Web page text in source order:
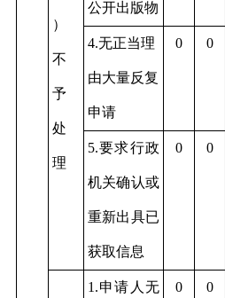
）
不
予
处
理
公开出版物
4.无正当理
由大量反复
申请
0 0
5.要求行政
机关确认或
重新出具已
获取信息
0 0
1.申请人无 0 0